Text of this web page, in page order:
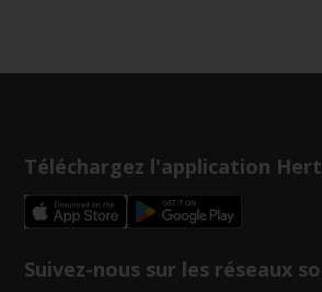
Téléchargez l'application
Suivez-nous sur les réseaux